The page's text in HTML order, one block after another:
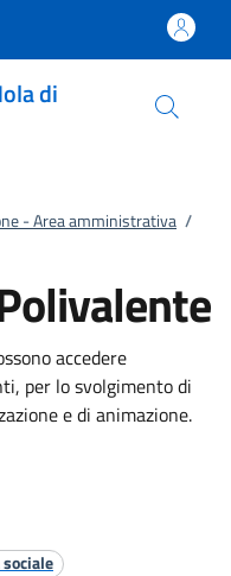
di
- Area amministrativa /
accedere
per lo svolgimento di
e di animazione.